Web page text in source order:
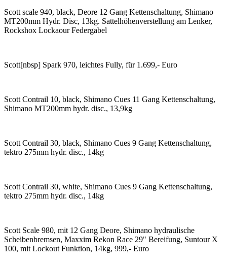
Scott scale 940, black, Deore 12 Gang Kettenschaltung, Shimano
MT200mm Hydr. Disc, 13kg. Sattelhöhenverstellung am Lenker,
Rockshox Lockaour Federgabel
Scott[nbsp] Spark 970, leichtes Fully, für 1.699,- Euro
Scott Contrail 10, black, Shimano Cues 11 Gang Kettenschaltung,
Shimano MT200mm hydr. disc., 13,9kg
Scott Contrail 30, black, Shimano Cues 9 Gang Kettenschaltung,
tektro 275mm hydr. disc., 14kg
Scott Contrail 30, white, Shimano Cues 9 Gang Kettenschaltung,
tektro 275mm hydr. disc., 14kg
Scott Scale 980, mit 12 Gang Deore, Shimano hydraulische
Scheibenbremsen, Maxxim Rekon Race 29" Bereifung, Suntour X
100, mit Lockout Funktion, 14kg, 999,- Euro